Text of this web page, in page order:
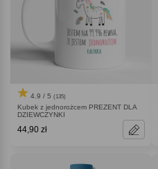
4.9 / 5 (135)
Kubek z jednorożcem PREZENT DLA
DZIEWCZYNKI
44,90 zł